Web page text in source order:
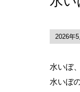
2026年
水いぼ
水いぼ